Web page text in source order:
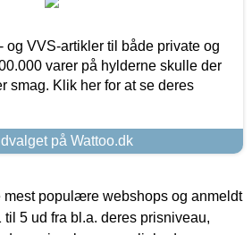
og VVS-artikler til både private og
varer på hylderne skulle der
smag. Klik her for at se deres
på Wattoo.dk
mest populære webshops og anmeldt
til 5 ud fra bl.a. deres prisniveau,